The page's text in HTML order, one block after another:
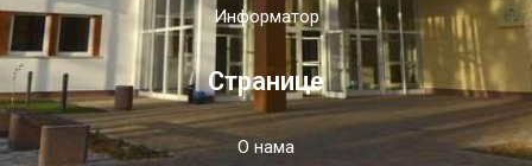
Информатор
Странице
О нама